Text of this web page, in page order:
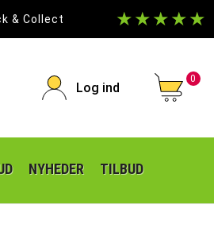
& Collect ★★★★★
Log ind
0
NYHEDER TILBUD